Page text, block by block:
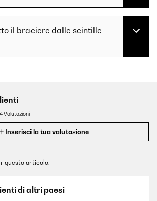
il braciere dalle scintille
4 Valutazioni
Inserisci la tua valutazione
questo articolo.
di altri paesi